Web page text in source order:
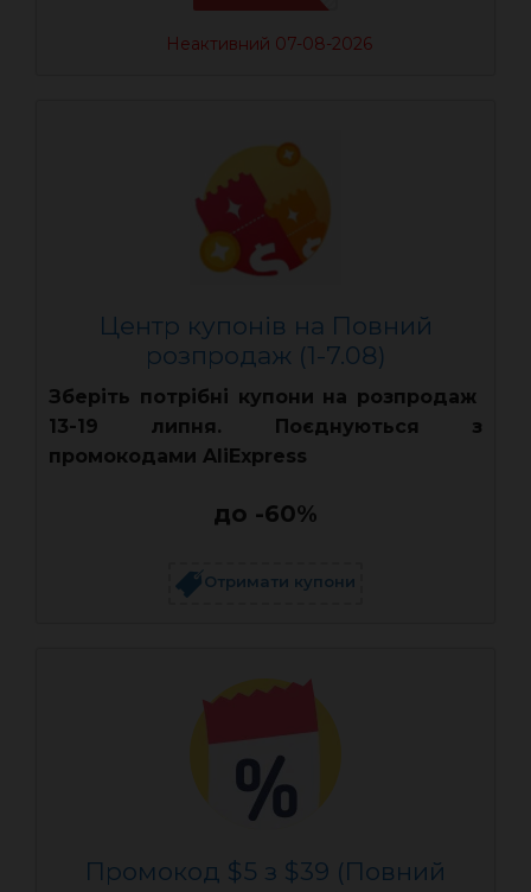
Неактивний 07-08-2026
Центр купонів на Повний
розпродаж (1-7.08)
Зберіть потрібні купони на розпродаж
13-19 липня. Поєднуються з
промокодами AliExpress
до -60%
Отримати купони
Промокод $5 з $39 (Повний